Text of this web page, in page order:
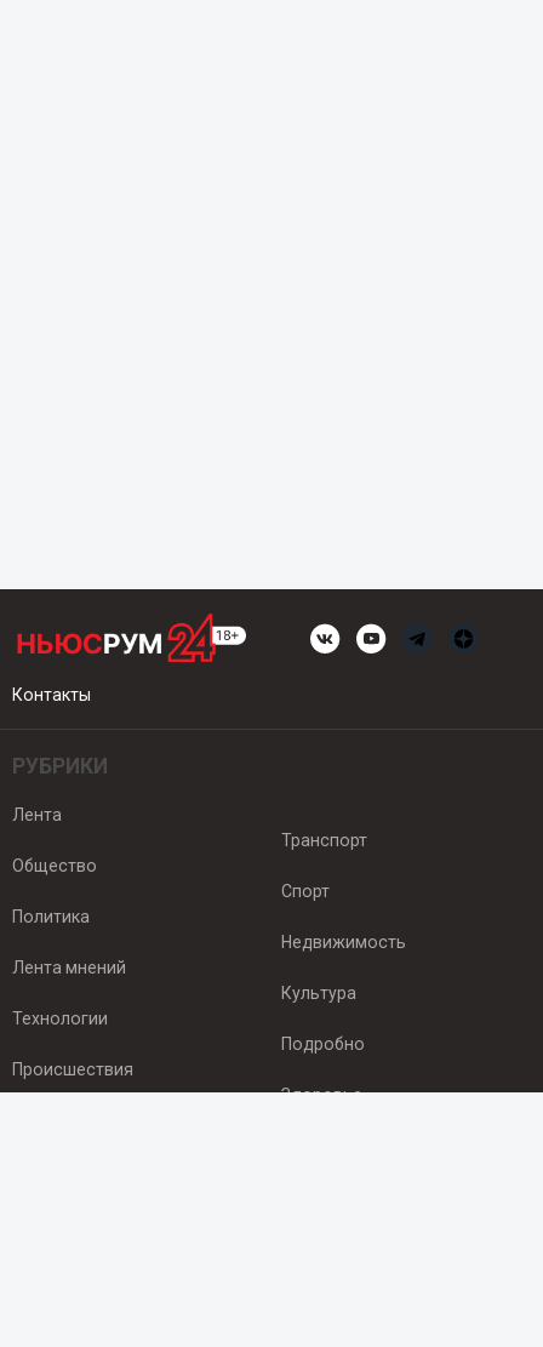
Контакты
РУБРИКИ
Лента
Общество
Политика
Лента мнений
Технологии
Происшествия
Транспорт
Спорт
Недвижимость
Культура
Подробно
Здоровье